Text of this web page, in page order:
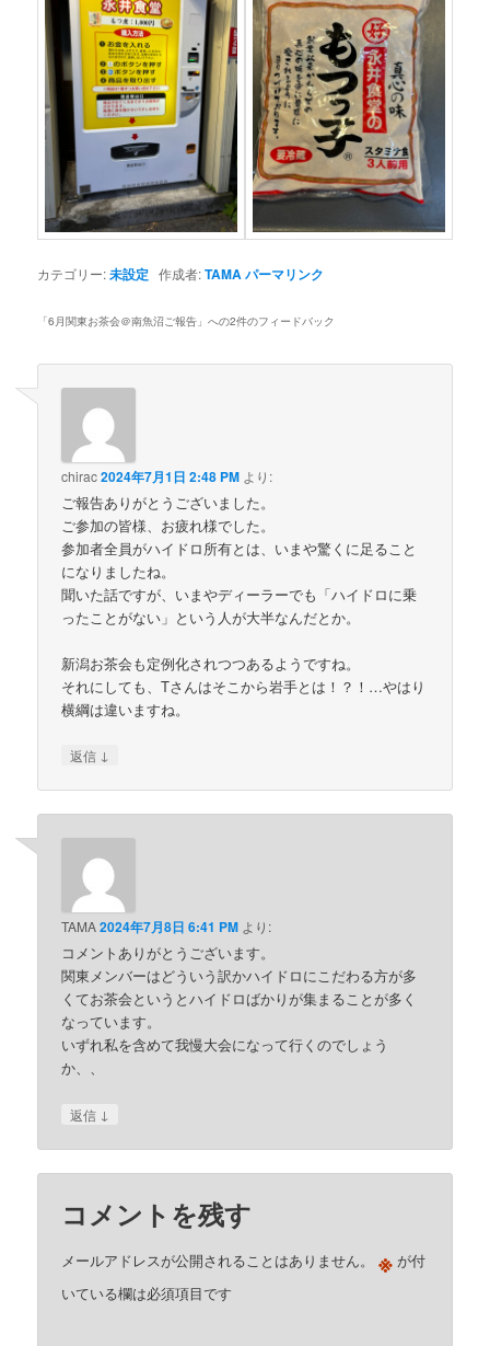
カテゴリー:未設定 作成者:TAMA パーマリンク
「6月関東お茶会＠南魚沼ご報告 」への2件のフィードバック
chirac2024年7月1日 2:48 PM より:
ご報告ありがとうございました。
ご参加の皆様、お疲れ様でした。
参加者全員がハイドロ所有とは、いまや驚くに足ること
になりましたね。
聞いた話ですが、いまやディーラーでも「ハイドロに乗
ったことがない」という人が大半なんだとか。
新潟お茶会も定例化されつつあるようですね。
それにしても、Tさんはそこから岩手とは！？！…やはり
横綱は違いますね。
返信 ↓
TAMA2024年7月8日 6:41 PM より:
コメントありがとうございます。
関東メンバーはどういう訳かハイドロにこだわる方が多
くてお茶会というとハイドロばかりが集まることが多く
なっています。
いずれ私を含めて我慢大会になって行くのでしょう
か、、
返信 ↓
コメントを残す
メールアドレスが公開されることはありません。 ※ が付
いている欄は必須項目です